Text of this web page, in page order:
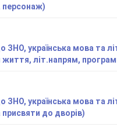
персонаж)
ЗНО, українська мова та
життя, літ.напрям,
ЗНО, українська мова та
присвяти до дворів)